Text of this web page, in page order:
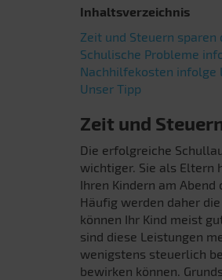
Inhaltsverzeichnis
Zeit und Steuern
Schulische Probleme
Nachhilfekosten infolge
Unser Tipp
Zeit und
Die erfolgreiche
wichtiger. Sie als Eltern
Ihren Kindern am
Häufig werden daher
können Ihr Kind meist
sind diese Leistungen
wenigstens steuerlich
bewirken können.